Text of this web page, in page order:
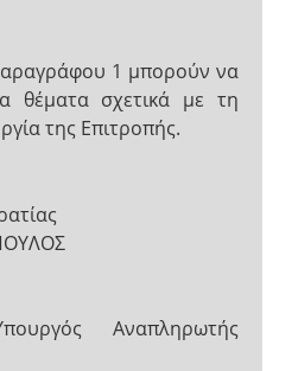
1 μπορούν να
θέματα σχετικά με τη
της Επιτροπής.
Αναπληρωτής